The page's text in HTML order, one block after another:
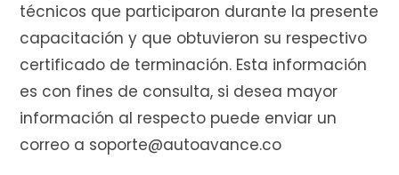
técnicos que participaron durante la presente
capacitación y que obtuvieron su respectivo
certificado de terminación. Esta información
es con fines de consulta, si desea mayor
información al respecto puede enviar un
correo a soporte@autoavance.co